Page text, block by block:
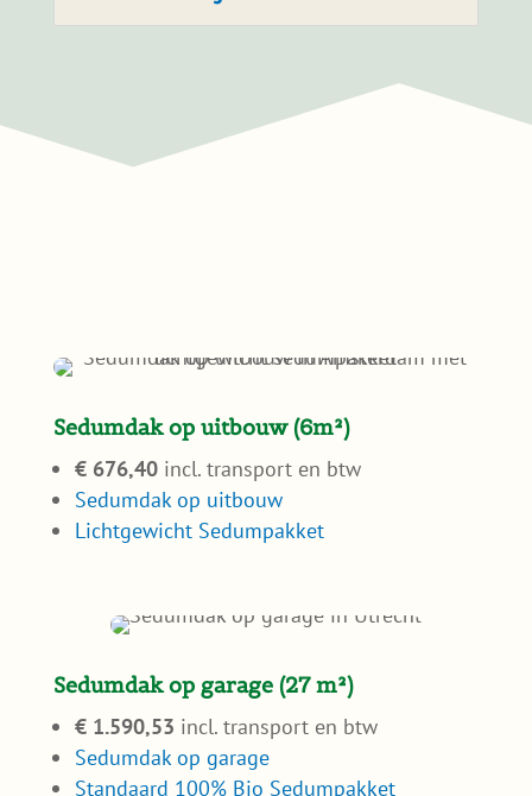
Sedumdak op uitbouw (6m²)
Lichtgewicht Sedumpakket
Sedumdak op garage
€ 2.062,40incl. transport en btw
Lichtgewicht SedumPluspakket